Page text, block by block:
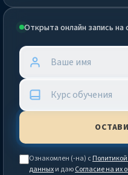
Открыта онлайн запись на
Ознакомлен (-на) с
данныхи даюСогласие на их